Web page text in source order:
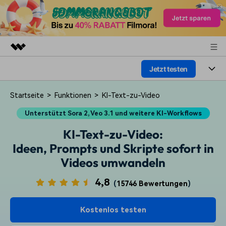
Business
Überblick
Über uns
Presseraum
Jetzt testen
Produkte
Plattformen
Video/Foto
Lösungen
Video-Lösungen
Meisterkurs
Hilfe-Center
Erste Schritte
Über
Startseite > Funktionen > KI-Text-zu-Video
Unterstützt Sora 2, Veo 3.1 und weitere KI-Workflows
KI-Text-zu-Video:
Ideen, Prompts und Skripte sofort in
Videos umwandeln
4,8 (15746 Bewertungen)
Kostenlos testen